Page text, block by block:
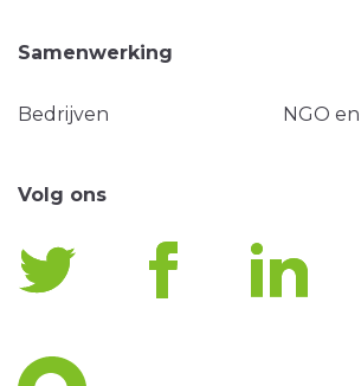
Samenwerking
Bedrijven NGO
Volg ons